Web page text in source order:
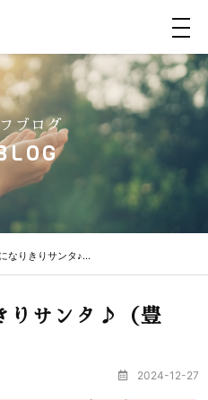
メ
ュ
ー
ブログ
なりきりサンタ♪…
りサンタ♪（豊
2024-12-27